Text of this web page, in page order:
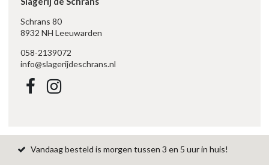
Schrans 80
8932 NH Leeuwarden
058-2139072
info@slagerijdeschrans.nl
Vandaag besteld is morgen tussen 3 en 5 uur in huis!